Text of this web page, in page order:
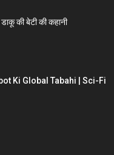
की बेटी की कहानी
Ki Global Tabahi | Sci-Fi